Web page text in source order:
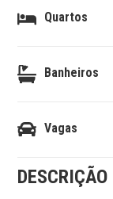
Quartos
Banheiros
Vagas
DESCRIÇÃO